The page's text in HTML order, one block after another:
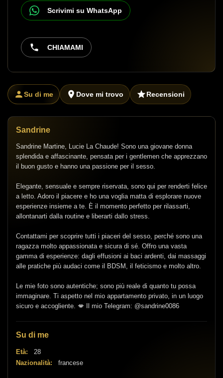
Scrivimi su WhatsApp
CHIAMAMI
Su di me Dove mi trovo Recensioni
Sandrine
Sandrine Martine, Lucie La Chaude! Sono una giovane donna
splendida e affascinante, pensata per i gentlemen che apprezzano
il buon gusto e hanno una passione per il sesso.
Elegante, sensuale e sempre riservata, sono qui per renderti felice
a letto. Adoro il piacere e ho una voglia matta di esplorare nuove
esperienze insieme a te. È il momento perfetto per rilassarti,
allontanarti dalla routine e liberarti dallo stress.
Contattami per scoprire tutti i piaceri del sesso, perché sono una
ragazza molto appassionata e sicura di sé. Offro una vasta
gamma di esperienze: dagli effusioni ai baci ardenti, dai massaggi
alle pratiche più audaci come il BDSM, il feticismo e molto altro.
Le mie foto sono autentiche; sono più reale di quanto tu possa
immaginare. Ti aspetto nel mio appartamento privato, in un luogo
sicuro e accogliente. 💋 Il mio Telegram: @sandrine0086
Su di me
Età:
28
Nazionalità:
francese